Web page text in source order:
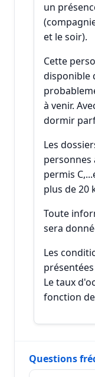
un
et le soir).
Cette
disponible
à venir.
dormir
Les
personnes
permis
plus de 20
Toute
sera
Les
Le taux
fonction
Questions